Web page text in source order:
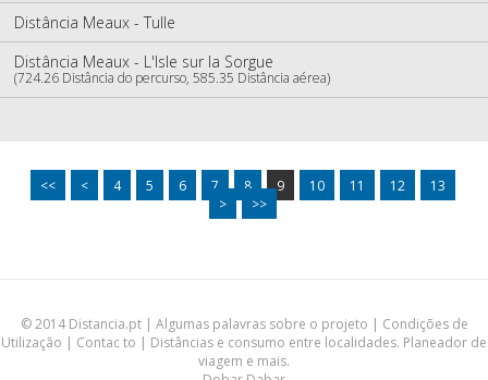
Distância Meaux - Tulle
Distância Meaux - L'Isle sur la Sorgue
(724.26 Distância do percurso, 585.35 Distância aérea)
<< < 4 5 6 7 8 9 10 11 12
13
>
>>
© 2014 Distancia.pt | Algumas palavras sobre o projeto | Condições de
Utilização | Contac to | Distâncias e consumo entre localidades. Planeador de
viagem e mais.